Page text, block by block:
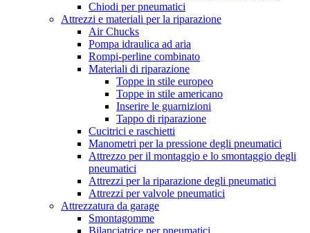
Chiodi per pneumatici
Attrezzi e materiali per la riparazione
Air Chucks
Pompa idraulica ad aria
Rompi-perline combinato
Materiali di riparazione
Toppe in stile europeo
Toppe in stile americano
Inserire le guarnizioni
Tappo di riparazione
Cucitrici e raschietti
Manometri per la pressione degli pneumatici
Attrezzo per il montaggio e lo smontaggio degli
pneumatici
Attrezzi per la riparazione degli pneumatici
Attrezzi per valvole pneumatici
Attrezzatura da garage
Smontagomme
Bilanciatrice per pneumatici